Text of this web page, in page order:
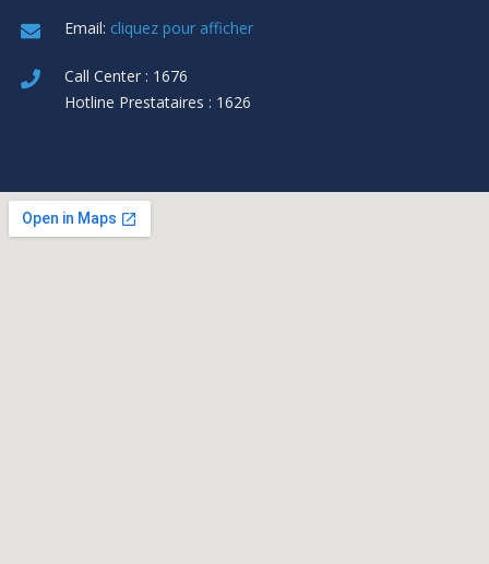
Email: cliquez pour afficher
Call Center : 1676
Hotline Prestataires : 1626